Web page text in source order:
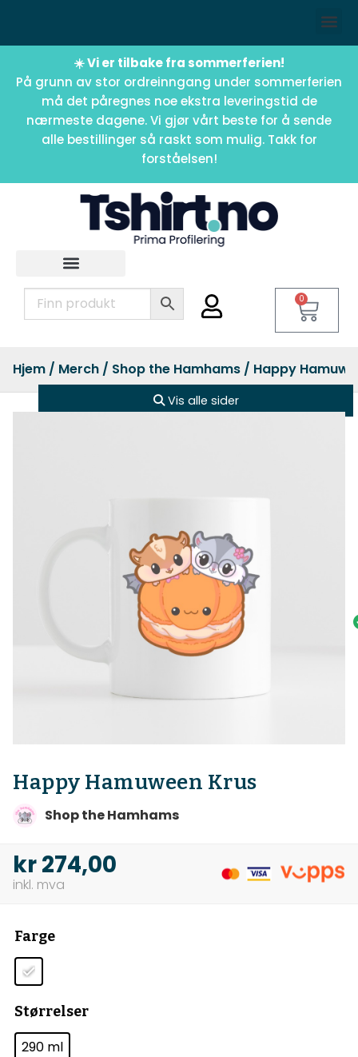
☀️ Vi er tilbake fra sommerferien!
På grunn av stor ordreinngang under sommerferien
må det påregnes noe ekstra leveringstid de
nærmeste dagene. Vi gjør vårt beste for å sende
alle bestillinger så raskt som mulig. Takk for
forståelsen!
0
Hjem / Merch / Shop the Hamhams / Happy
Vis alle sider
Happy Hamuween Krus
Shop the Hamhams
kr274,00
Farge
Størrelser
290 ml